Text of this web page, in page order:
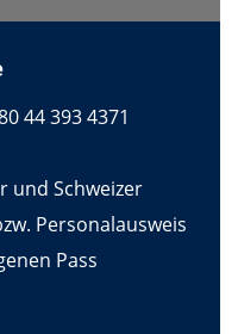
44 393 4371
und Schweizer
Personalausweis
Pass